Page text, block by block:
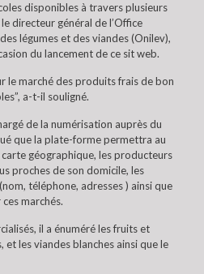
disponibles à travers plusieurs
directeur général de l’Office
légumes et des viandes (Onilev),
du lancement de ce sit web.
le marché des produits frais de bon
a-t-il souligné.
de la numérisation auprès du
que la plate-forme permettra au
géographique, les producteurs
proches de son domicile, les
téléphone, adresses ) ainsi que
marchés.
il a énuméré les fruits et
et les viandes blanches ainsi que le